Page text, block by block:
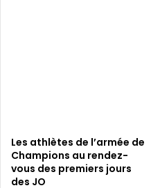
Les athlètes de l’armée de
Champions au rendez-
vous des premiers jours
des JO